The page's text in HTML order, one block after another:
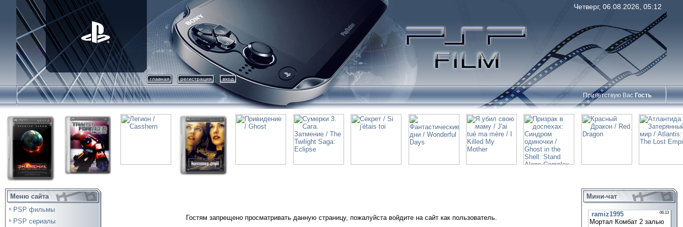
Четверг, 06.08.2026, 05:12
главная регистрация вход
Приветствую Вас Гость
Меню сайта
PSP фильмы
PSP сериалы
Гостям запрещено просматривать данную страницу, пожалуйста войдите на сайт как пользователь.
Мини-чат